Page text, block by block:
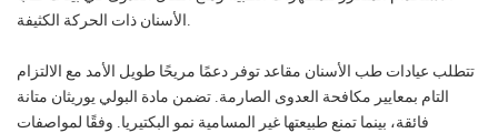
الأسنان ذات الحركة الكثيفة.
تتطلب عيادات طب الأسنان مقاعد توفر دعمًا مريحًا طويل الأمد مع الالتزام
التام بمعايير مكافحة العدوى الصارمة. تضمن مادة البولي يوريثان متانة
فائقة، بينما تمنع طبيعتها غير المسامية نمو البكتيريا. وفقًا لمواصفات